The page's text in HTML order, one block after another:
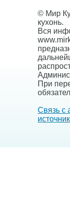
© Мир
кухонь.
Вся
При
Связь с